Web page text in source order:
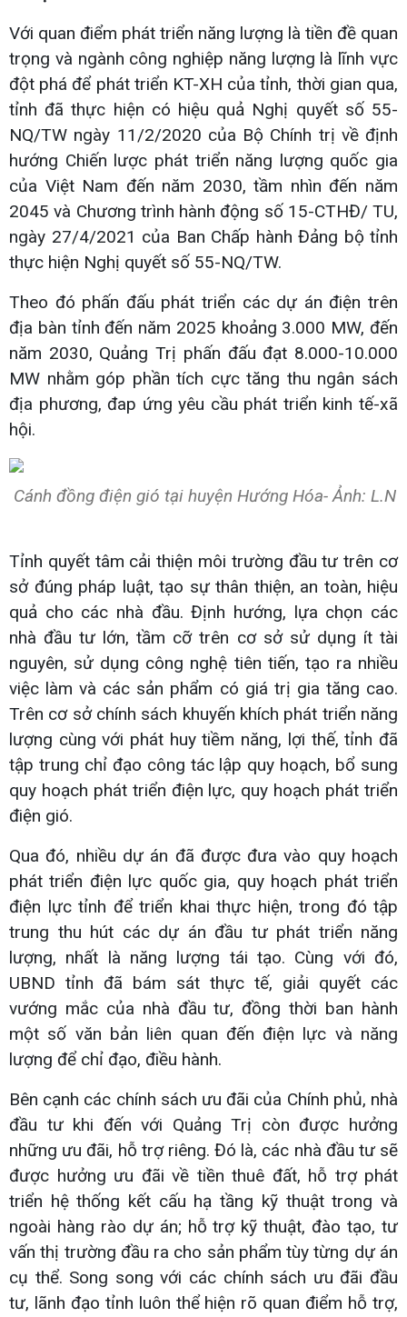
Với quan điểm phát triển năng lượng là tiền đề quan
trọng và ngành công nghiệp năng lượng là lĩnh vực
đột phá để phát triển KT-XH của tỉnh, thời gian qua,
tỉnh đã thực hiện có hiệu quả Nghị quyết số 55-
NQ/TW ngày 11/2/2020 của Bộ Chính trị về định
hướng Chiến lược phát triển năng lượng quốc gia
của Việt Nam đến năm 2030, tầm nhìn đến năm
2045 và Chương trình hành động số 15-CTHĐ/ TU,
ngày 27/4/2021 của Ban Chấp hành Đảng bộ tỉnh
thực hiện Nghị quyết số 55-NQ/TW.
Theo đó phấn đấu phát triển các dự án điện trên
địa bàn tỉnh đến năm 2025 khoảng 3.000 MW, đến
năm 2030, Quảng Trị phấn đấu đạt 8.000-10.000
MW nhằm góp phần tích cực tăng thu ngân sách
địa phương, đap ứng yêu cầu phát triển kinh tế-xã
hội.
Cánh đồng điện gió tại huyện Hướng Hóa- Ảnh: L.N
Tỉnh quyết tâm cải thiện môi trường đầu tư trên cơ
sở đúng pháp luật, tạo sự thân thiện, an toàn, hiệu
quả cho các nhà đầu. Định hướng, lựa chọn các
nhà đầu tư lớn, tầm cỡ trên cơ sở sử dụng ít tài
nguyên, sử dụng công nghệ tiên tiến, tạo ra nhiều
việc làm và các sản phẩm có giá trị gia tăng cao.
Trên cơ sở chính sách khuyến khích phát triển năng
lượng cùng với phát huy tiềm năng, lợi thế, tỉnh đã
tập trung chỉ đạo công tác lập quy hoạch, bổ sung
quy hoạch phát triển điện lực, quy hoạch phát triển
điện gió.
Qua đó, nhiều dự án đã được đưa vào quy hoạch
phát triển điện lực quốc gia, quy hoạch phát triển
điện lực tỉnh để triển khai thực hiện, trong đó tập
trung thu hút các dự án đầu tư phát triển năng
lượng, nhất là năng lượng tái tạo. Cùng với đó,
UBND tỉnh đã bám sát thực tế, giải quyết các
vướng mắc của nhà đầu tư, đồng thời ban hành
một số văn bản liên quan đến điện lực và năng
lượng để chỉ đạo, điều hành.
Bên cạnh các chính sách ưu đãi của Chính phủ, nhà
đầu tư khi đến với Quảng Trị còn được hưởng
những ưu đãi, hỗ trợ riêng. Đó là, các nhà đầu tư sẽ
được hưởng ưu đãi về tiền thuê đất, hỗ trợ phát
triển hệ thống kết cấu hạ tầng kỹ thuật trong và
ngoài hàng rào dự án; hỗ trợ kỹ thuật, đào tạo, tư
vấn thị trường đầu ra cho sản phẩm tùy từng dự án
cụ thể. Song song với các chính sách ưu đãi đầu
tư, lãnh đạo tỉnh luôn thể hiện rõ quan điểm hỗ trợ,